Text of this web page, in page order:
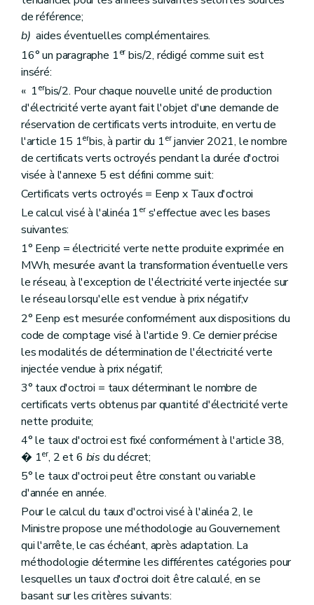
de référence;
b) aides éventuelles complémentaires.
16° un paragraphe 1erbis/2, rédigé comme suit est
inséré:
« 1erbis/2. Pour chaque nouvelle unité de production
d'électricité verte ayant fait l'objet d'une demande de
réservation de certificats verts introduite, en vertu de
l'article 15 1erbis, à partir du 1erjanvier 2021, le nombre
de certificats verts octroyés pendant la durée d'octroi
visée à l'annexe 5 est défini comme suit:
Certificats verts octroyés = Eenp x Taux d'octroi
Le calcul visé à l'alinéa 1ers'effectue avec les bases
suivantes:
1° Eenp = électricité verte nette produite exprimée en
MWh, mesurée avant la transformation éventuelle vers
le réseau, à l'exception de l'électricité verte injectée sur
le réseau lorsqu'elle est vendue à prix négatif;v
2° Eenp est mesurée conformément aux dispositions du
code de comptage visé à l'article 9. Ce dernier précise
les modalités de détermination de l'électricité verte
injectée vendue à prix négatif;
3° taux d'octroi = taux déterminant le nombre de
certificats verts obtenus par quantité d'électricité verte
nette produite;
4° le taux d'octroi est fixé conformément à l'article 38,
� 1er, 2 et 6 bis du décret;
5° le taux d'octroi peut être constant ou variable
d'année en année.
Pour le calcul du taux d'octroi visé à l'alinéa 2, le
Ministre propose une méthodologie au Gouvernement
qui l'arrête, le cas échéant, après adaptation. La
méthodologie détermine les différentes catégories pour
lesquelles un taux d'octroi doit être calculé, en se
basant sur les critères suivants: